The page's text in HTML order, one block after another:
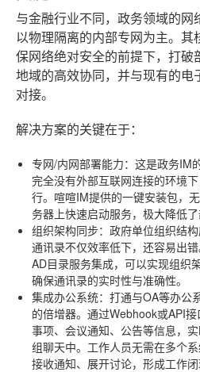
与金融行业不同，政务领域的网
以物理隔离的内部专网为主。其
保网络绝对安全的前提下，打破
地域的高效协同，并与现有的电
对接。
解决方案的关键在于：
专网/内网部署能力：这是政务IM
完全没有外部互联网连接的环境
行。喧喧IM提供的一键安装包，
务器上快速启动服务，极大降低了
组织架构同步：政府单位组织结
通讯录不仅效率低下，还容易出
AD目录服务集成，可以实现组织
确保通讯录的实时性与准确性。
集成办公系统：打通与OA等办公
的倍增器。通过Webhook或API
事项、会议通知、公告等信息，
组聊天中。工作人员无需在多个
接收通知、展开讨论，形成工作闭